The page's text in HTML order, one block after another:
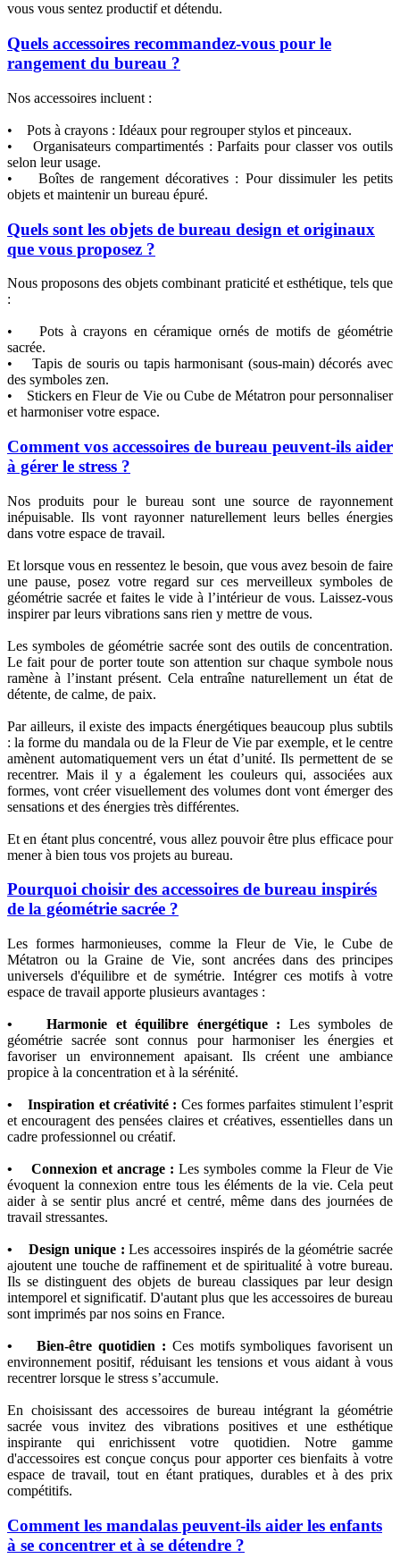
vous vous sentez productif et détendu.
Quels accessoires recommandez-vous pour le
rangement du bureau ?
Nos accessoires incluent :
• Pots à crayons : Idéaux pour regrouper stylos et pinceaux.
• Organisateurs compartimentés : Parfaits pour classer vos outils
selon leur usage.
• Boîtes de rangement décoratives : Pour dissimuler les petits
objets et maintenir un bureau épuré.
Quels sont les objets de bureau design et originaux
que vous proposez ?
Nous proposons des objets combinant praticité et esthétique, tels que
:
• Pots à crayons en céramique ornés de motifs de géométrie
sacrée.
• Tapis de souris ou tapis harmonisant (sous-main) décorés avec
des symboles zen.
• Stickers en Fleur de Vie ou Cube de Métatron pour personnaliser
et harmoniser votre espace.
Comment vos accessoires de bureau peuvent-ils aider
à gérer le stress ?
Nos produits pour le bureau sont une source de rayonnement
inépuisable. Ils vont rayonner naturellement leurs belles énergies
dans votre espace de travail.
Et lorsque vous en ressentez le besoin, que vous avez besoin de faire
une pause, posez votre regard sur ces merveilleux symboles de
géométrie sacrée et faites le vide à l’intérieur de vous. Laissez-vous
inspirer par leurs vibrations sans rien y mettre de vous.
Les symboles de géométrie sacrée sont des outils de concentration.
Le fait pour de porter toute son attention sur chaque symbole nous
ramène à l’instant présent. Cela entraîne naturellement un état de
détente, de calme, de paix.
Par ailleurs, il existe des impacts énergétiques beaucoup plus subtils
: la forme du mandala ou de la Fleur de Vie par exemple, et le centre
amènent automatiquement vers un état d’unité. Ils permettent de se
recentrer. Mais il y a également les couleurs qui, associées aux
formes, vont créer visuellement des volumes dont vont émerger des
sensations et des énergies très différentes.
Et en étant plus concentré, vous allez pouvoir être plus efficace pour
mener à bien tous vos projets au bureau.
Pourquoi choisir des accessoires de bureau inspirés
de la géométrie sacrée ?
Les formes harmonieuses, comme la Fleur de Vie, le Cube de
Métatron ou la Graine de Vie, sont ancrées dans des principes
universels d'équilibre et de symétrie. Intégrer ces motifs à votre
espace de travail apporte plusieurs avantages :
• Harmonie et équilibre énergétique : Les symboles de
géométrie sacrée sont connus pour harmoniser les énergies et
favoriser un environnement apaisant. Ils créent une ambiance
propice à la concentration et à la sérénité.
• Inspiration et créativité : Ces formes parfaites stimulent l’esprit
et encouragent des pensées claires et créatives, essentielles dans un
cadre professionnel ou créatif.
• Connexion et ancrage : Les symboles comme la Fleur de Vie
évoquent la connexion entre tous les éléments de la vie. Cela peut
aider à se sentir plus ancré et centré, même dans des journées de
travail stressantes.
• Design unique : Les accessoires inspirés de la géométrie sacrée
ajoutent une touche de raffinement et de spiritualité à votre bureau.
Ils se distinguent des objets de bureau classiques par leur design
intemporel et significatif. D'autant plus que les accessoires de bureau
sont imprimés par nos soins en France.
• Bien-être quotidien : Ces motifs symboliques favorisent un
environnement positif, réduisant les tensions et vous aidant à vous
recentrer lorsque le stress s’accumule.
En choisissant des accessoires de bureau intégrant la géométrie
sacrée vous invitez des vibrations positives et une esthétique
inspirante qui enrichissent votre quotidien. Notre gamme
d'accessoires est conçue conçus pour apporter ces bienfaits à votre
espace de travail, tout en étant pratiques, durables et à des prix
compétitifs.
Comment les mandalas peuvent-ils aider les enfants
à se concentrer et à se détendre ?